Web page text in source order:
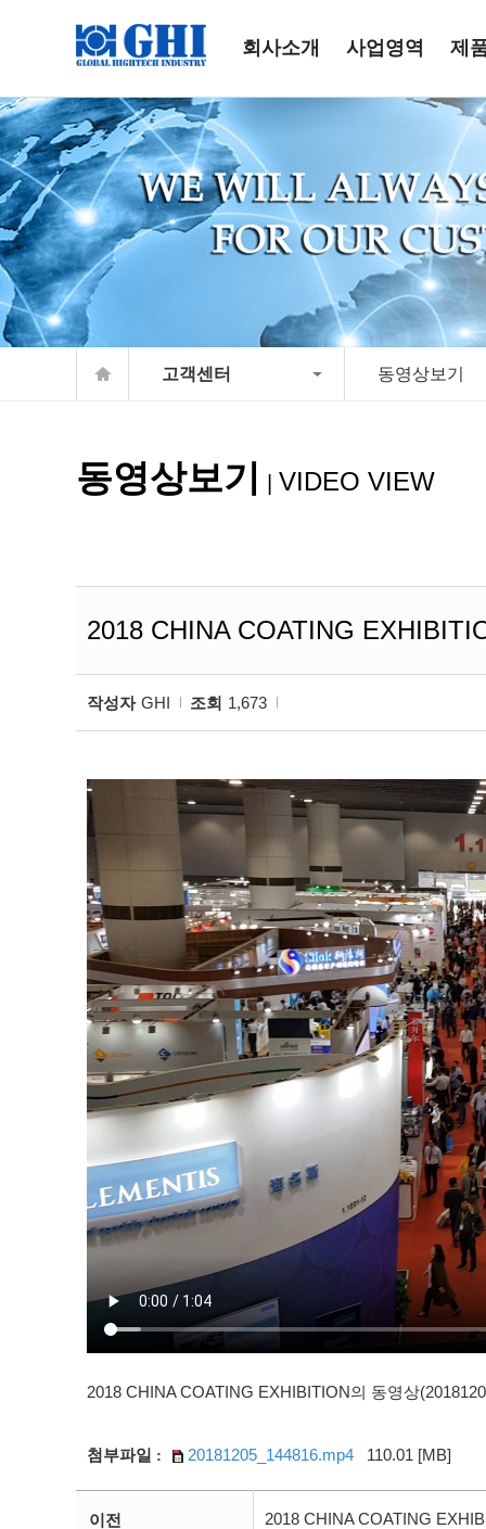
회사소개 사업영역 제
고객센터 동영상보기
동영상보기 VIDEO VIEW
2018 CHINA COATING
작성자 GHI 조회 1,673
2018 CHINA COATING EXHIBITION의 동영상
첨부파일 : 20181205_144816.mp4 110.01 [MB]
이전 2018 CHINA COATING